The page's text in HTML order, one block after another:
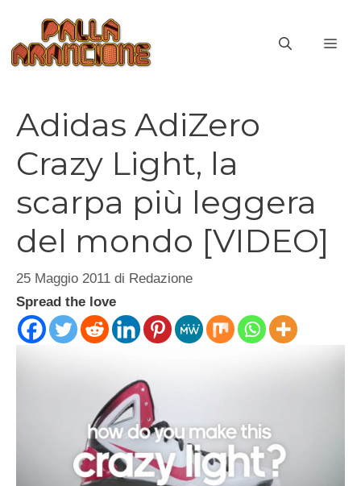
contenuto
Adidas AdiZero
Crazy Light, la
scarpa più leggera
del mondo [VIDEO]
25 Maggio 2011 di Redazione
Spread the love